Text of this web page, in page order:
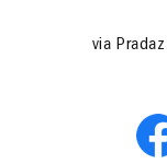
via